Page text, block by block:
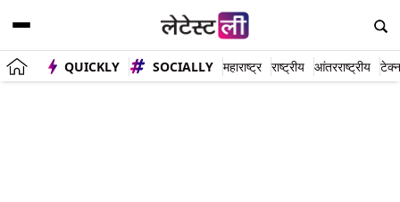
QUICKLY SOCIALLY महाराष्ट्र राष्ट्रीय आंतरराष्ट्रीय